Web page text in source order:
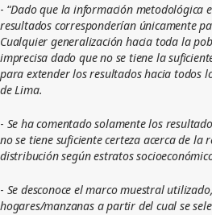
- “Dado que la información metodológica
resultados corresponderían únicamente
Cualquier generalización hacia toda la
imprecisa dado que no se tiene la
para extender los resultados hacia todos
de Lima.
- Se ha comentado solamente los
no se tiene suficiente certeza acerca de la
distribución según estratos
- Se desconoce el marco muestral
hogares/manzanas a partir del cual se